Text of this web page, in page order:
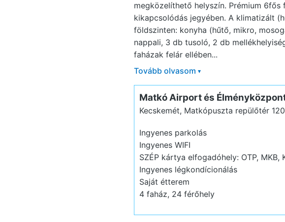
megközelíthető helyszín. Prémium
kikapcsolódás jegyében. A klimatizált
földszinten: konyha (hűtő, mikro,
nappali, 3 db tusoló, 2 db
faházak felár ellében...
Tovább olvasom ▾
Matkó Airport és
Kecskemét, Matkópuszta repülőtér
Ingyenes parkolás
Ingyenes WIFI
SZÉP kártya elfogadóhely: OTP, MKB,
Ingyenes légkondícionálás
Saját étterem
4 faház, 24 férőhely